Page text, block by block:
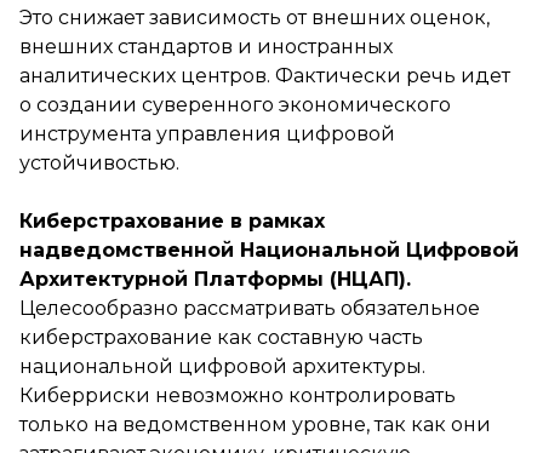
Это снижает зависимость от внешних оценок,
внешних стандартов и иностранных
аналитических центров. Фактически речь идет
о создании суверенного экономического
инструмента управления цифровой
устойчивостью.
Киберстрахование в рамках
надведомственной Национальной Цифровой
Архитектурной Платформы (НЦАП).
Целесообразно рассматривать обязательное
киберстрахование как составную часть
национальной цифровой архитектуры.
Киберриски невозможно контролировать
только на ведомственном уровне, так как они